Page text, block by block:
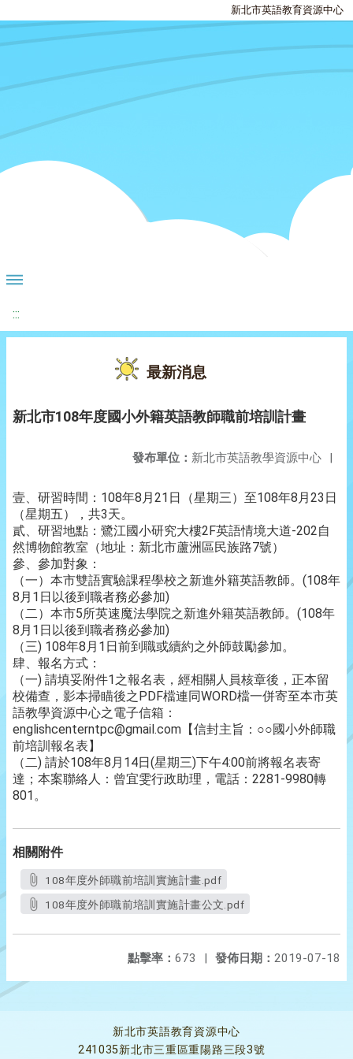
新北市英語教育資源中心
:::
最新消息
新北市108年度國小外籍英語教師職前培訓計畫
發布單位： 新北市英語教學資源中心 |
壹、研習時間：108年8月21日（星期三）至108年8月23日
（星期五），共3天。
貳、研習地點：鷺江國小研究大樓2F英語情境大道-202自
然博物館教室（地址：新北市蘆洲區民族路7號）
參、參加對象：
（一）本市雙語實驗課程學校之新進外籍英語教師。(108年
8月1日以後到職者務必參加)
（二）本市5所英速魔法學院之新進外籍英語教師。(108年
8月1日以後到職者務必參加)
（三) 108年8月1日前到職或續約之外師鼓勵參加。
肆、報名方式：
（一) 請填妥附件1之報名表，經相關人員核章後，正本留
校備查，影本掃瞄後之PDF檔連同WORD檔一併寄至本市英
語教學資源中心之電子信箱：
englishcenterntpc@gmail.com【信封主旨：○○國小外師職
前培訓報名表】
（二) 請於108年8月14日(星期三)下午4:00前將報名表寄
達；本案聯絡人：曾宜雯行政助理，電話：2281-9980轉
801。
相關附件
108年度外師職前培訓實施計畫.pdf
108年度外師職前培訓實施計畫公文.pdf
發佈日期： 2019-07-18
點擊率： 673 |
新北市英語教育資源中心
241035新北市三重區重陽路三段3號